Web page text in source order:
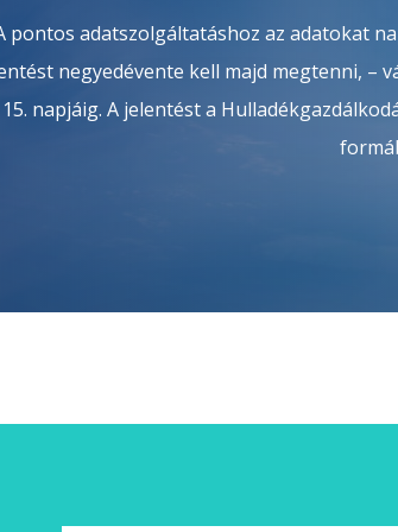
pontos adatszolgáltatáshoz az adatokat
negyedévente kell majd megtenni, –
15. napjáig. A jelentést a